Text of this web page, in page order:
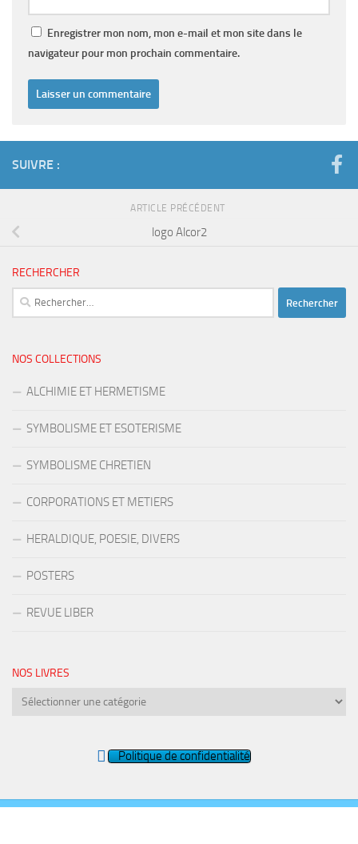
Enregistrer mon nom, mon e-mail et mon site dans le
navigateur pour mon prochain commentaire.
SUIVRE :
ARTICLE PRÉCÉDENT
logo Alcor2
RECHERCHER
Rechercher :
NOS COLLECTIONS
ALCHIMIE ET HERMETISME
SYMBOLISME ET ESOTERISME
SYMBOLISME CHRETIEN
CORPORATIONS ET METIERS
HERALDIQUE, POESIE, DIVERS
POSTERS
REVUE LIBER
NOS LIVRES
Nos
Politique de confidentialité